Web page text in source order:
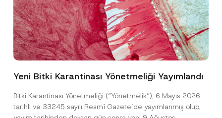
Yeni Bitki Karantinası Yönetmeliği Yayımlandı
Bitki Karantinası Yönetmeliği (“Yönetmelik”), 6 Mayıs 2026
tarihli ve 33245 sayılı Resmî Gazete’de yayımlanmış olup,
Ad*